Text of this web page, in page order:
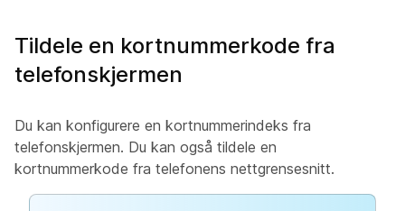
Tildele en kortnummerkode fra
telefonskjermen
Du kan konfigurere en kortnummerindeks fra
telefonskjermen. Du kan også tildele en
kortnummerkode fra telefonens nettgrensesnitt.